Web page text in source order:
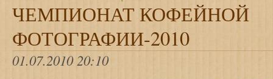
ЧЕМПИОНАТ КОФЕЙНОЙ
ФОТОГРАФИИ-2010
01.07.2010 20:10